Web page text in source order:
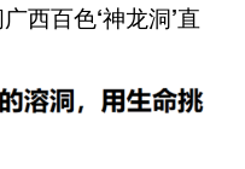
西百色‘神龙洞’直